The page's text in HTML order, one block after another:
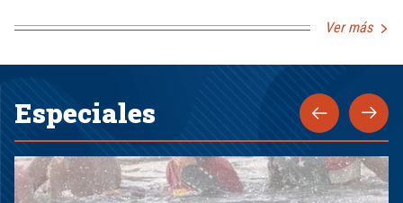
Ver más
Especiales